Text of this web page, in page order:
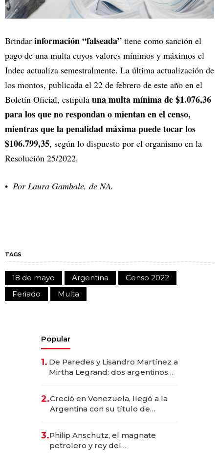
Brindar información “falseada” tiene como sanción el
pago de una multa cuyos valores mínimos y máximos el
Indec actualiza semestralmente. La última actualización de
los montos, publicada el 22 de febrero de este año en el
Boletín Oficial, estipula una multa mínima de $1.076,36
para los que no respondan o mientan en el censo,
mientras que la penalidad máxima puede tocar los
$106.799,35, según lo dispuesto por el organismo en la
Resolución 25/2022.
Por Laura Gambale, de NA.
TAGS
18 de mayo Argentina
Censo 2022
Feriado
Multa
Popular
1. De Paredes y Lisandro Martínez a
Mirtha Legrand: dos argentinos
2.Creció en Venezuela, llegó a la
Argentina con su título de
las marcas "fast premium"
3.Philip Anschutz, el magnate
petrolero y rey del